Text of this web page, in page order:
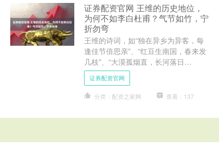
证券配资官网 王维的历史地位，
为何不如李白杜甫？气节如竹，宁
折勿弯
王维的诗词，如“独在异乡为异客，每
逢佳节倍思亲”、“红豆生南国，春来发
几枝”、“大漠孤烟直，长河落日
圆”、“劝君更尽一杯酒，西出阳关无故
人”等，单看并不亚于李白....
证券配资官网
分类：配资之家网 查看：137